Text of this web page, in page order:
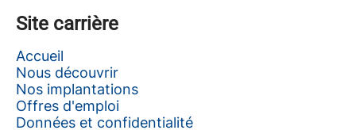
Site carrière
Accueil
Nous découvrir
Nos implantations
Offres d'emploi
Données et confidentialité